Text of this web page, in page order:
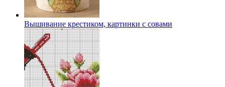
Вышивание крестиком, картинки с совами